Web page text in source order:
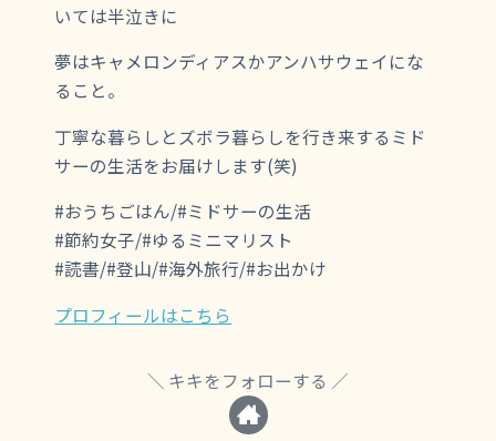
いては半泣きに
夢はキャメロンディアスかアンハサウェイにな
ること。
丁寧な暮らしとズボラ暮らしを行き来するミド
サーの生活をお届けします(笑)
#おうちごはん/#ミドサーの生活
#節約女子/#ゆるミニマリスト
#読書/#登山/#海外旅行/#お出かけ
プロフィールはこちら
キキをフォローする